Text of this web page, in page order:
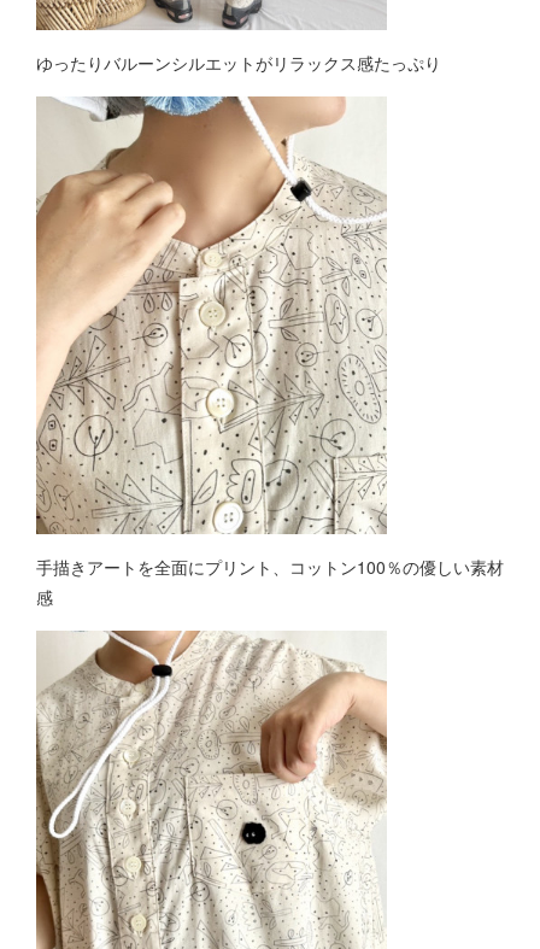
ゆったりバルーンシルエットがリラックス感たっぷり
手描きアートを全面にプリント、コットン100％の優しい素材
感